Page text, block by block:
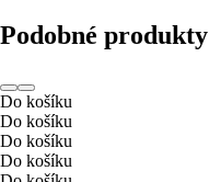
Podobné produkty
Do košíku
Do košíku
Do košíku
Do košíku